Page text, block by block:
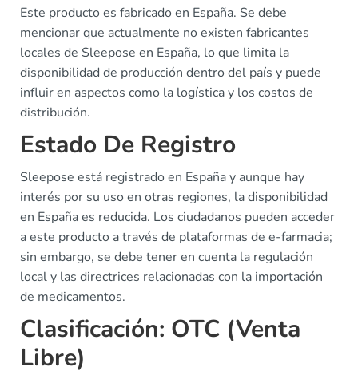
Este producto es fabricado en España. Se debe
mencionar que actualmente no existen fabricantes
locales de Sleepose en España, lo que limita la
disponibilidad de producción dentro del país y puede
influir en aspectos como la logística y los costos de
distribución.
Estado De Registro
Sleepose está registrado en España y aunque hay
interés por su uso en otras regiones, la disponibilidad
en España es reducida. Los ciudadanos pueden acceder
a este producto a través de plataformas de e-farmacia;
sin embargo, se debe tener en cuenta la regulación
local y las directrices relacionadas con la importación
de medicamentos.
Clasificación: OTC (Venta
Libre)